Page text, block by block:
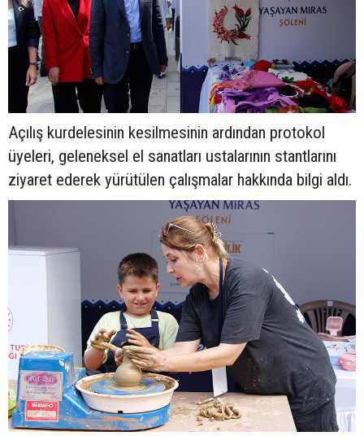
Açılış kurdelesinin kesilmesinin ardından protokol
üyeleri, geleneksel el sanatları ustalarının stantlarını
ziyaret ederek yürütülen çalışmalar hakkında bilgi aldı.